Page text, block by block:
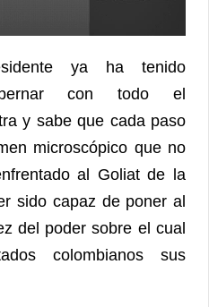
ya ha tenido
con todo el
y sabe que cada paso
microscópico que no
al Goliat de la
sido capaz de poner al
del poder sobre el cual
colombianos sus